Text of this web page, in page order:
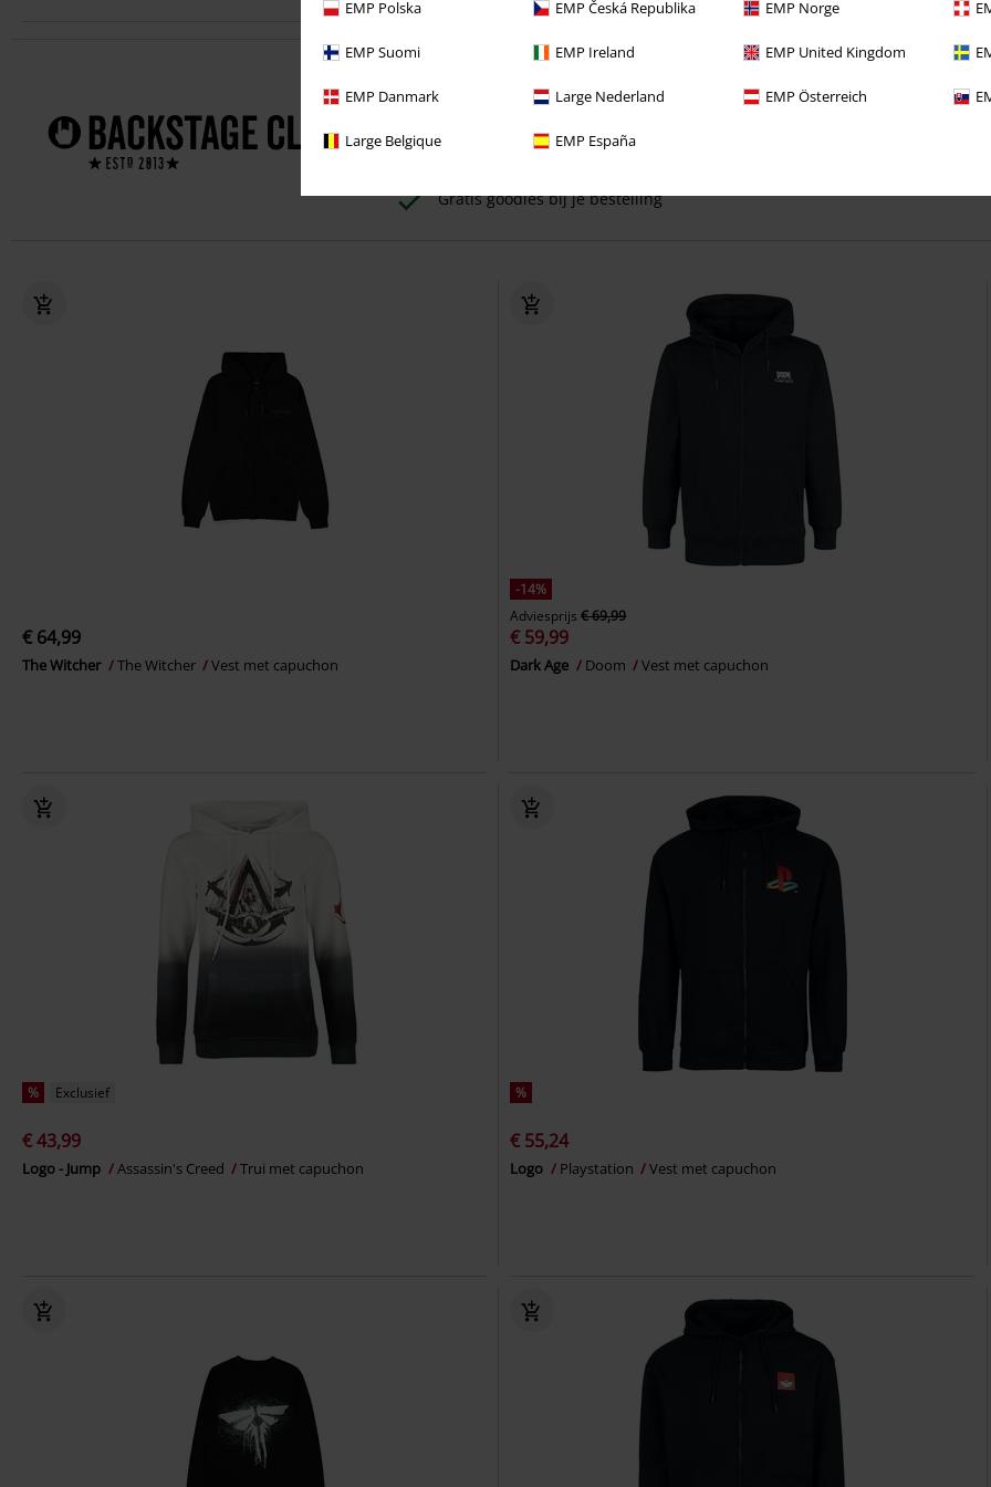
EMP Polska EMP Česká Republika EMP Norge
EMP Suomi EMP Ireland EMP United Kingdom
EMP Danmark Large Nederland EMP Österreich
Large Belgique EMP España
Gratis goodies bij je bestelling
€ 64,99
The Witcher The Witcher Vest met capuchon
-14%
Adviesprijs € 69,99
€ 59,99
Dark Age Doom Vest met capuchon
% Exclusief
€ 43,99
Logo - Jump Assassin's Creed Trui met capuchon
%
€ 55,24
Logo Playstation Vest met capuchon